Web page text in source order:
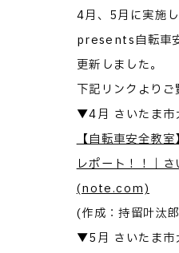
4月、5月に実施
presents自転車
更新しました。
下記リンクよりご
▼4月 さいたま市
【自転車安全教
レポート！！｜
(note.com)
(作成：持留叶汰
▼5月 さいたま市